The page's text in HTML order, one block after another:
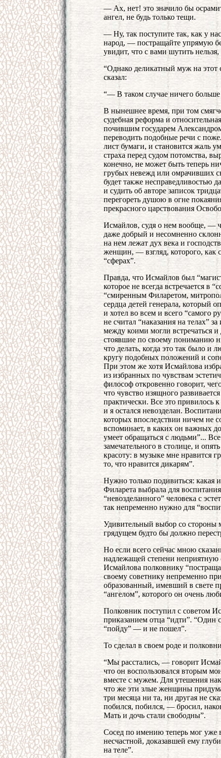
— Ах, нет! это значило бы
ангел, не будь только тещи.
— Ну, так поступите так, как у
народ, — постращайте упрямую
увидит, что с вами шутить
“Однако деликатный муж на этот
сказал:
“— В таком случае ничего
В нынешнее время, при том
судебная реформа и
почившим государем
переводить подобные речи с
лист бумаги, и становится жаль
страха перед судом потомства,
конечно, не может быть теперь
грубых невежд или омрачивших
будет также несправедливостью
и судить об авторе записок
перегореть душою в огне
прекрасного царствования
Исмайлов, судя о нем вообще, —
даже добрый и несомненно
на нем лежат дух века и
женщин, — взгляд, которого, как
“сферах”.
Правда, что Исмайлов был
которое не всегда встречается в
“смиренным Филаретом,
сердца детей генерала, который
и хотел во всем и всего “самого
не считал “наказания на телах”
между коими могли встречаться и
стоявшие по своему пониманию
что делать, когда это так было и
кругу подобных положений и
При этом же хотя Исмайлова
из избранных по чувствам
философ откровенно говорит,
что чувство изящного
практически. Все это привилось
и я остался невозделан.
которых впоследствии ничем не
вспоминает, в каких он важных
умеет обращаться с людьми”...
замечательного в столице, и
красоту: в музыке мне нравится
то, что нравится дикарям”.
Нужно только подивиться: какая
Филарета выбрала для
“невозделанного” человека с
так непременно нужно для
Удивительный выбор со стороны
грядущем будто бы должно
Но если всего сейчас мною
надлежащей степени неприятную
Исмайлова полковнику
своему советнику непременно
образованный, имевший в свете
“ангелом”, которого он очень
Полковник поступил с советом
приказанием отца “идти”. “Один
“пойду” — и не пошел”.
То сделал в своем роде и
“Мы расстались, — говорит
что он воспользовался вторым
вместе с мужем. Для утешения
что же эти злые женщины
три месяца ни та, ни другая не
побился, побился, — бросил,
Мать и дочь стали свободны”.
Сосед по имению теперь мог уже
несчастной, доказавшей ему
на теле”.